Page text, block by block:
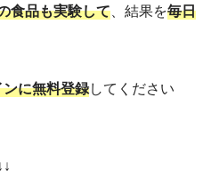
食品も実験して 、結果を毎日
ンに無料登録してください